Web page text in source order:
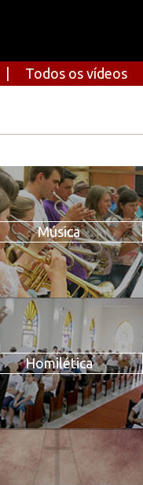
Todos os vídeos
Música
Homilética